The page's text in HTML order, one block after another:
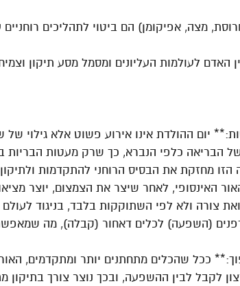
מצה, אפיקומן) הם ביטוי לתהליכים רוחניים
לעולמות העליונים ומסמל מסע תיקון
יום ההולדת אינו אירוע פשוט אלא גילוי של
הבריאה כלפי הנברא, כך שרק מעטות הבריות
מחזקת את הבסיס הרוחני להתקדמות
האינסופי, לאחר שיצר את הצמצום, יוצר
צורה ולא לפי השתוקקות בלבד, בניגוד לעולם
דפנים (השפעה) לכלים דאחור (קבלה), מה
ככל שהכלים מתחתנים יותר ומתקדמים,
לקבל לבין ההשפעה, ובכך נוצר צורך בתיקון